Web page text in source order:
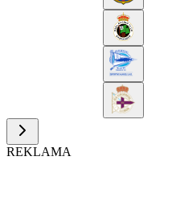
REKLAMA